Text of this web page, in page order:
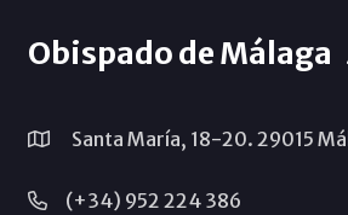
Obispado de Málaga
Santa María, 18-20. 29015
(+34) 952 224 386